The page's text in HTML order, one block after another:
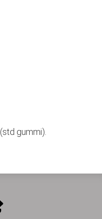
(std gummi).